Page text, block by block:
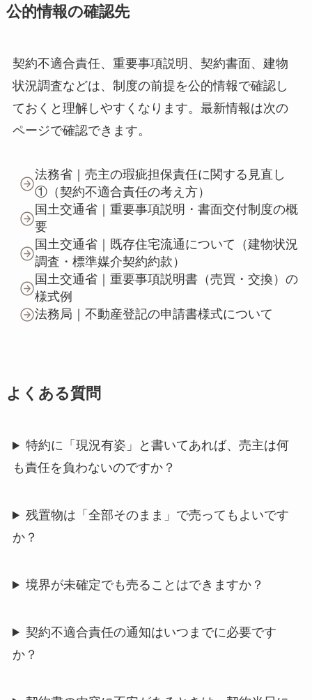
公的情報の確認先
契約不適合責任、重要事項説明、契約書面、建物
状況調査などは、制度の前提を公的情報で確認し
ておくと理解しやすくなります。最新情報は次の
ページで確認できます。
法務省｜売主の瑕疵担保責任に関する見直し
①（契約不適合責任の考え方）
国土交通省｜重要事項説明・書面交付制度の概
要
国土交通省｜既存住宅流通について（建物状況
調査・標準媒介契約約款）
国土交通省｜重要事項説明書（売買・交換）の
様式例
法務局｜不動産登記の申請書様式について
よくある質問
特約に「現況有姿」と書いてあれば、売主は何
も責任を負わないのですか？
残置物は「全部そのまま」で売ってもよいです
か？
境界が未確定でも売ることはできますか？
契約不適合責任の通知はいつまでに必要です
か？